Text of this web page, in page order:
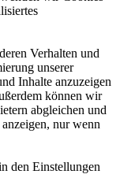
Verhalten und
unserer
Inhalte anzuzeigen
können wir
abgleichen und
nur wenn
den Einstellungen